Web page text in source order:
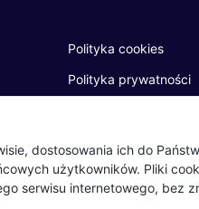
Polityka cookies
Polityka prywatności
dostosowania ich do
użytkowników. Pliki
serwisu internetowego, bez